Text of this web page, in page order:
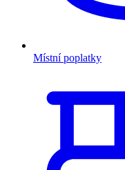
Místní poplatky